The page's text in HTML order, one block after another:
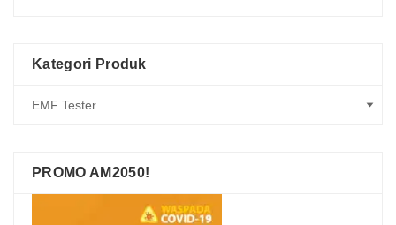
Kategori Produk
PROMO AM2050!